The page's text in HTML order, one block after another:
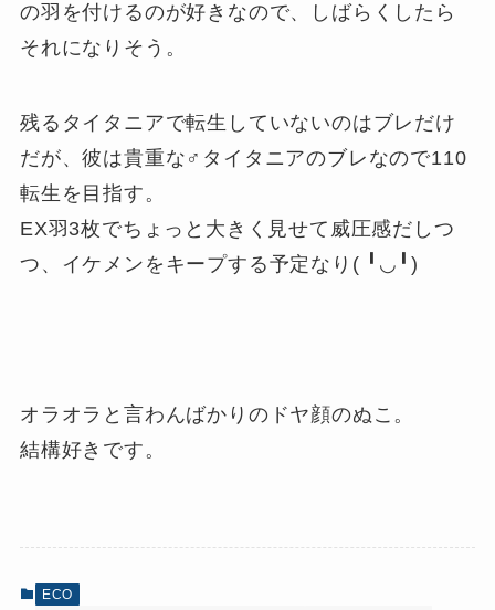
の羽を付けるのが好きなので、しばらくしたら
それになりそう。
残るタイタニアで転生していないのはブレだけ
だが、彼は貴重な♂タイタニアのブレなので110
転生を目指す。
EX羽3枚でちょっと大きく見せて威圧感だしつ
つ、イケメンをキープする予定なり( ╹◡╹)
オラオラと言わんばかりのドヤ顔のぬこ。
結構好きです。
ECO